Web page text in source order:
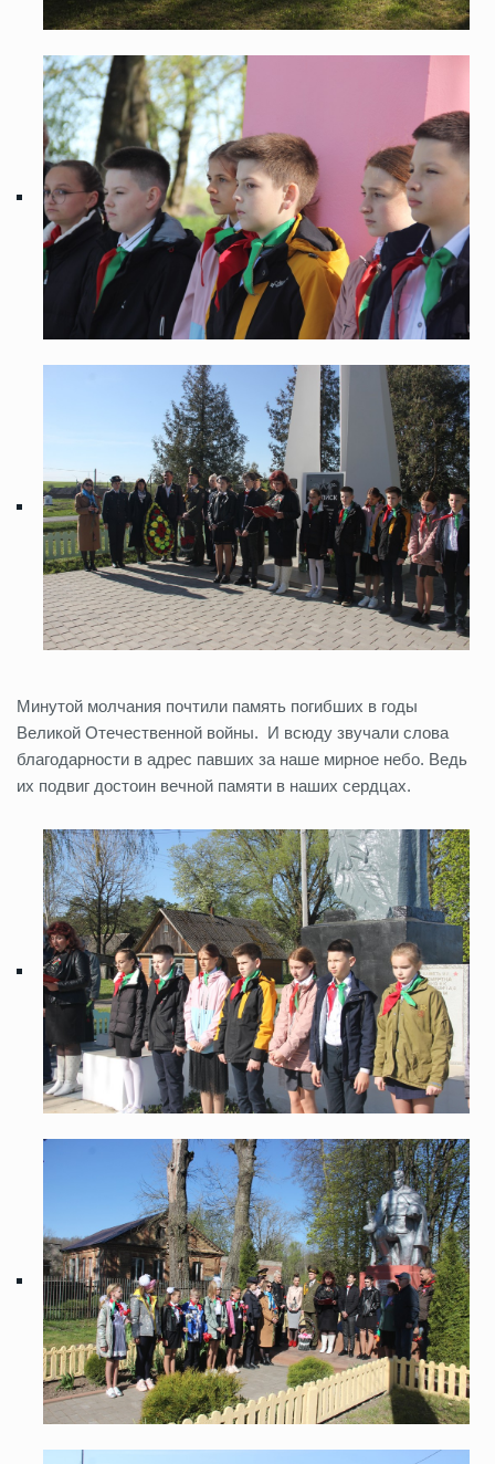
Минутой молчания почтили память погибших в годы
Великой Отечественной войны. И всюду звучали слова
благодарности в адрес павших за наше мирное небо. Ведь
их подвиг достоин вечной памяти в наших сердцах.